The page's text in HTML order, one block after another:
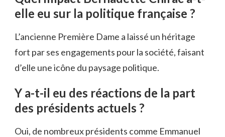
elle eu sur la politique française ?
L’ancienne Première Dame a laissé un héritage
fort par ses engagements pour la société, faisant
d’elle une icône du paysage politique.
Y a-t-il eu des réactions de la part
des présidents actuels ?
Oui, de nombreux présidents comme Emmanuel